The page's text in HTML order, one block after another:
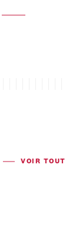
VOIR TOUT